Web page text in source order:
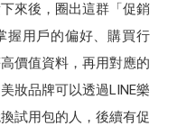
來後，圈出這群「促銷
握用戶的偏好、購買行
價值資料，再用對應的
妝品牌可以透過LINE樂
試用包的人，後續有促